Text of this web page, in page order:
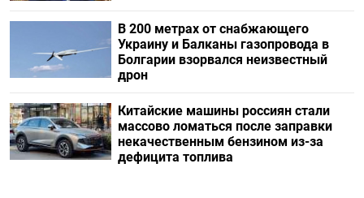
В 200 метрах от снабжающего
Украину и Балканы газопровода в
Болгарии взорвался неизвестный
дрон
Китайские машины россиян стали
массово ломаться после заправки
некачественным бензином из-за
дефицита топлива